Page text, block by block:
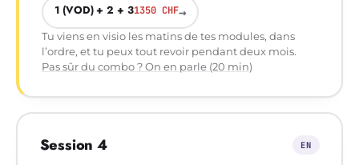
1 (VOD) + 2 + 31350 CHF→
Tu viens en visio les matins de tes modules, dans
l’ordre, et tu peux tout revoir pendant deux mois.
Pas sûr du combo ? On en parle (20 min)
Session 4 EN